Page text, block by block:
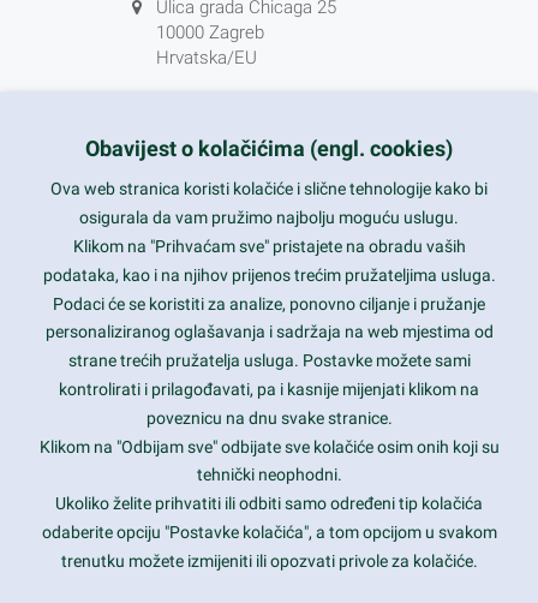
Ulica grada Chicaga 25
10000 Zagreb
Hrvatska/EU
info@nikal.hr
HR-AB-01-080761107
ponedjeljak-petak 8-16h
Nazovite nas na besplatni telefon:
0800 85 66
Tečaj konverzije 1 EUR = 7,53450 kn
Obavijest o kolačićima (engl. cookies)
Ova web stranica koristi kolačiće i slične tehnologije kako bi
osigurala da vam pružimo najbolju moguću uslugu.
Klikom na "Prihvaćam sve" pristajete na obradu vaših
podataka, kao i na njihov prijenos trećim pružateljima usluga.
Podaci će se koristiti za analize, ponovno ciljanje i pružanje
personaliziranog oglašavanja i sadržaja na web mjestima od
strane trećih pružatelja usluga. Postavke možete sami
kontrolirati i prilagođavati, pa i kasnije mijenjati klikom na
poveznicu na dnu svake stranice.
Klikom na "Odbijam sve" odbijate sve kolačiće osim onih koji su
tehnički neophodni.
Ukoliko želite prihvatiti ili odbiti samo određeni tip kolačića
odaberite opciju "Postavke kolačića", a tom opcijom u svakom
trenutku možete izmijeniti ili opozvati privole za kolačiće.